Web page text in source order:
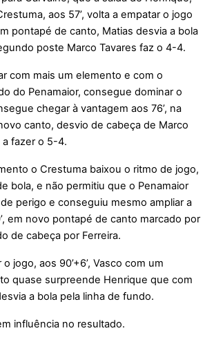
aos 57’, volta a empatar o jogo
pontapé de canto, Matias desvia a bola
poste Marco Tavares faz o 4-4.
com mais um elemento e com o
do Penamaior, consegue dominar o
chegar à vantagem aos 76’, na
canto, desvio de cabeça de Marco
a fazer o 5-4.
o Crestuma baixou o ritmo de jogo,
bola, e não permitiu que o Penamaior
perigo e conseguiu mesmo ampliar a
em novo pontapé de canto marcado por
de cabeça por Ferreira.
jogo, aos 90’+6’, Vasco com um
quase surpreende Henrique que com
a bola pela linha de fundo.
influência no resultado.